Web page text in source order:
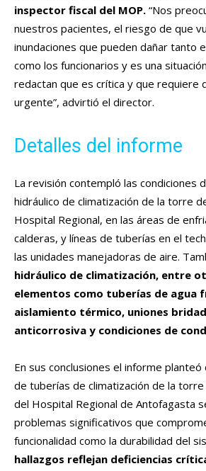
inspector fiscal del MOP. “Nos
nuestros pacientes, el riesgo de que
inundaciones que pueden dañar tanto
como los funcionarios y es una
redactan que es crítica y que requiere
urgente”, advirtió el director.
Detalles del informe
La revisión contempló las condiciones
hidráulico de climatización de la torre
Hospital Regional, en las áreas de
calderas, y líneas de tuberías en el
las unidades manejadoras de aire.
hidráulico de climatización, entre
elementos como tuberías de agua
aislamiento térmico, uniones
anticorrosiva y condiciones de
En sus conclusiones el informe planteó
de tuberías de climatización de la
del Hospital Regional de Antofagasta
problemas significativos que
funcionalidad como la durabilidad del
hallazgos reflejan deficiencias